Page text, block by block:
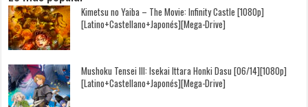
Kimetsu no Yaiba – The Movie: Infinity Castle [1080p]
[Latino+Castellano+Japonés][Mega-Drive]
Mushoku Tensei III: Isekai Ittara Honki Dasu [06/14][1080p]
[Latino+Castellano+Japonés][Mega-Drive]